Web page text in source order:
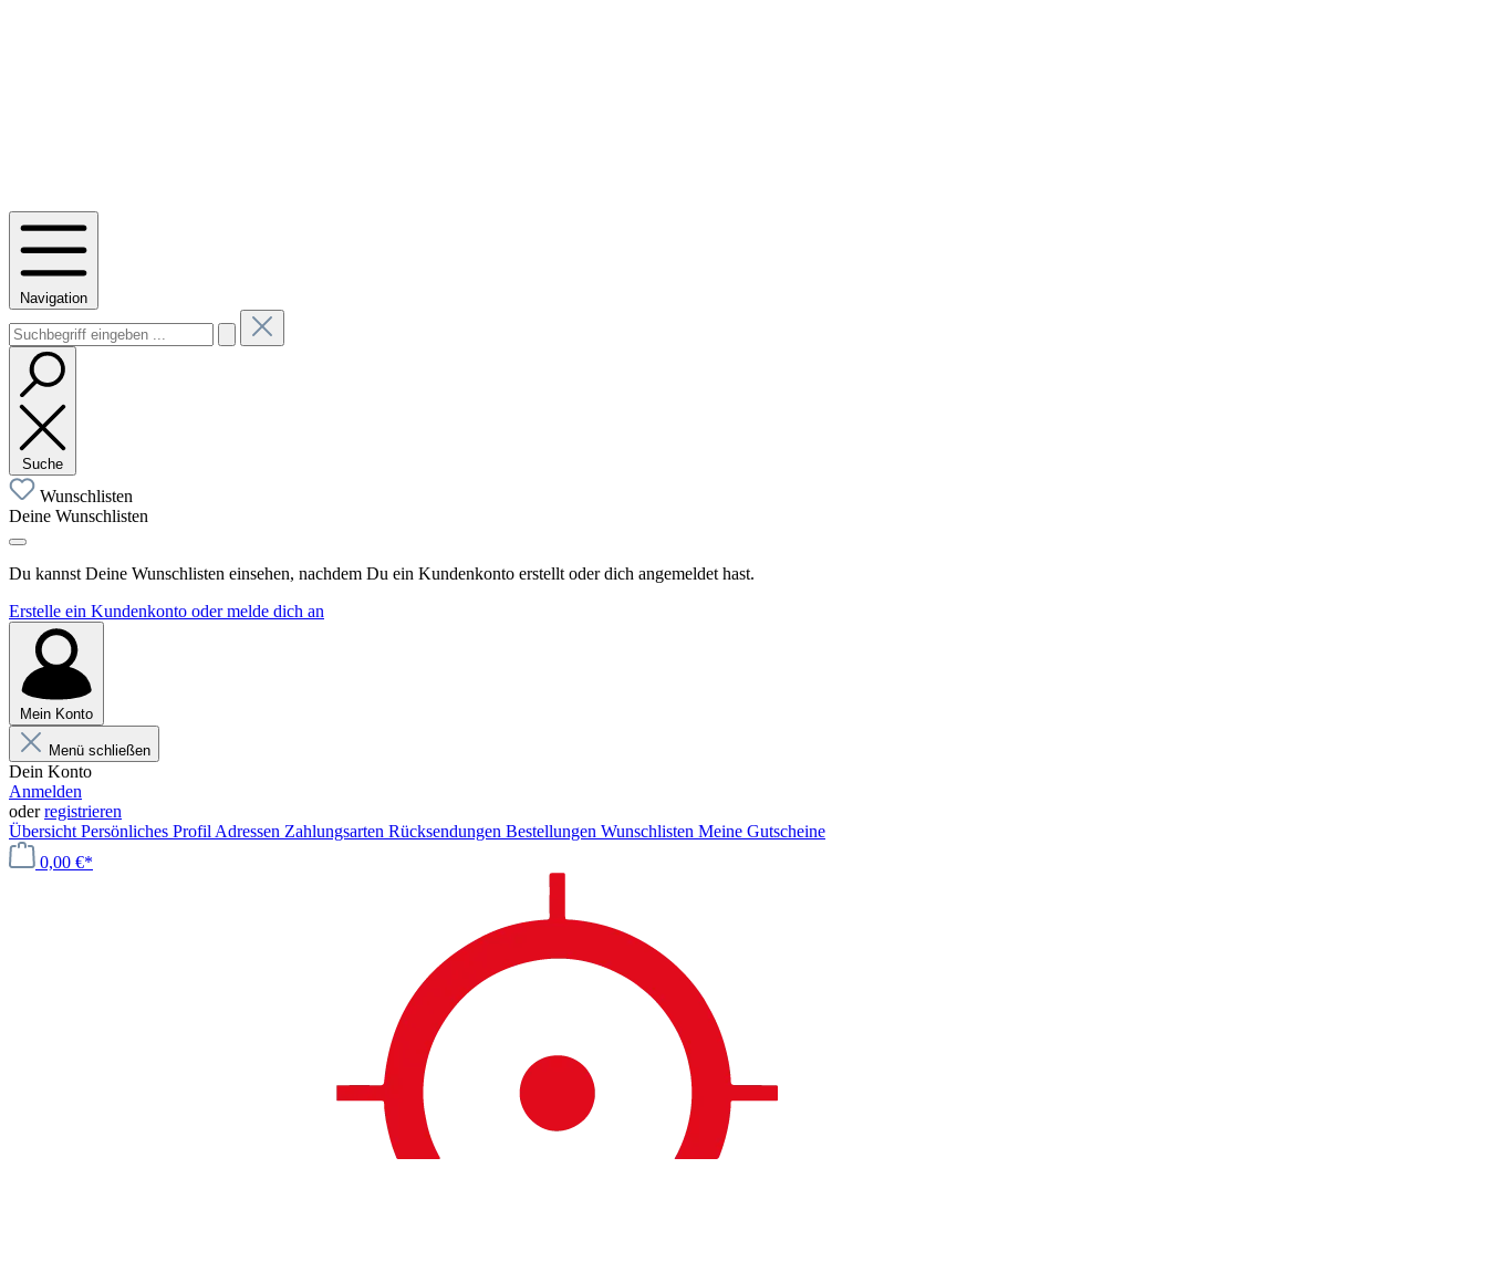
Navigation
Suche
Wunschlisten
Deine Wunschlisten
Du kannst Deine Wunschlisten einsehen, nachdem Du ein Kundenkonto erstellt oder dich angemeldet hast.
Erstelle ein Kundenkonto oder melde dich an
Mein Konto
Menü schließen
Dein Konto
Anmelden
oderregistrieren
Übersicht Persönliches Profil Adressen Zahlungsarten Rücksendungen Bestellungen Wunschlisten Meine Gutscheine
0,00 €*